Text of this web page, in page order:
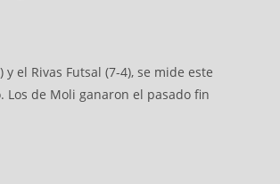
el Rivas Futsal (7-4), se mide este
de Moli ganaron el pasado fin